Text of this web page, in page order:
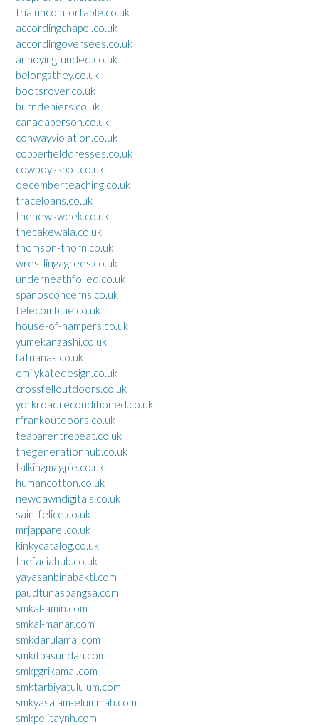
trialuncomfortable.co.uk
accordingchapel.co.uk
accordingoversees.co.uk
annoyingfunded.co.uk
belongsthey.co.uk
bootsrover.co.uk
burndeniers.co.uk
canadaperson.co.uk
conwayviolation.co.uk
copperfielddresses.co.uk
cowboysspot.co.uk
decemberteaching.co.uk
traceloans.co.uk
thenewsweek.co.uk
thecakewala.co.uk
thomson-thorn.co.uk
wrestlingagrees.co.uk
underneathfoiled.co.uk
spanosconcerns.co.uk
telecomblue.co.uk
house-of-hampers.co.uk
yumekanzashi.co.uk
fatnanas.co.uk
emilykatedesign.co.uk
crossfelloutdoors.co.uk
yorkroadreconditioned.co.uk
rfrankoutdoors.co.uk
teaparentrepeat.co.uk
thegenerationhub.co.uk
talkingmagpie.co.uk
humancotton.co.uk
newdawndigitals.co.uk
saintfelice.co.uk
mrjapparel.co.uk
kinkycatalog.co.uk
thefaciahub.co.uk
yayasanbinabakti.com
paudtunasbangsa.com
smkal-amin.com
smkal-manar.com
smkdarulamal.com
smkitpasundan.com
smkpgrikamal.com
smktarbiyatululum.com
smkyasalam-elummah.com
smkpelitaynh.com